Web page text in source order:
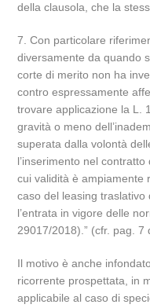
della clausola, che la
7. Con particolare
diversamente da quando
corte di merito non ha
contro espressamente
trovare applicazione la L.
gravità o meno
superata dalla volontà
l’inserimento nel
cui validità è ampiamente
caso del leasing
l’entrata in vigore delle
29017/2018).” (cfr. pag. 7
Il motivo è anche
ricorrente prospettata, in
applicabile al caso di